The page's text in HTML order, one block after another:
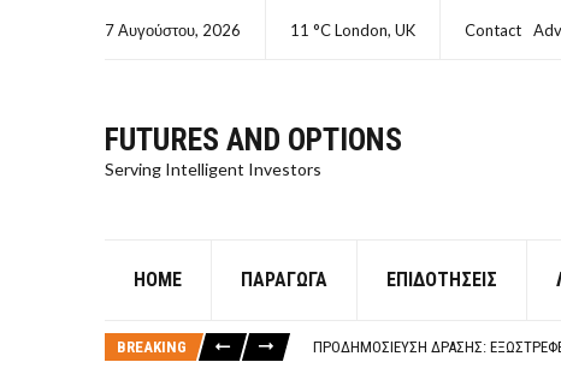
7 Αυγούστου, 2026 11 °C London, UK Contact
FUTURES AND OPTIONS
Serving Intelligent Investors
HOME ΠΑΡΆΓΩΓΑ ΕΠΙΔΟΤΉΣΕΙΣ
BREAKING
ΠΡΟΔΗΜΟΣΊΕΥΣΗ ΔΡΆΣΗΣ: